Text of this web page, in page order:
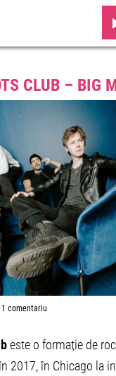
CLUB – BIG
1 comentariu
este o formație de
2017, în Chicago la